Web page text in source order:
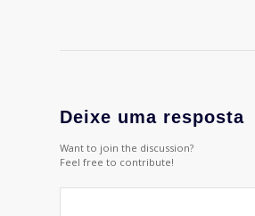
Deixe uma resposta
Want to join the discussion?
Feel free to contribute!